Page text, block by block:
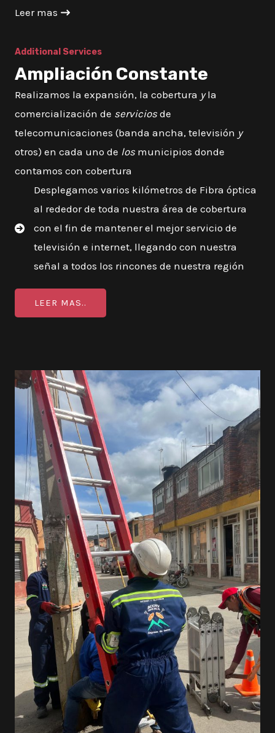
Leer mas
Additional Services
Ampliación Constante
Realizamos la expansión, la cobertura yla
comercialización de serviciosde
telecomunicaciones (banda ancha, televisión y
otros) en cada uno de losmunicipios donde
contamos con cobertura
Desplegamos varios kilómetros de Fibra óptica
al rededor de toda nuestra área de cobertura
con el fin de mantener el mejor servicio de
televisión e internet, llegando con nuestra
señal a todos los rincones de nuestra región
LEER MAS..